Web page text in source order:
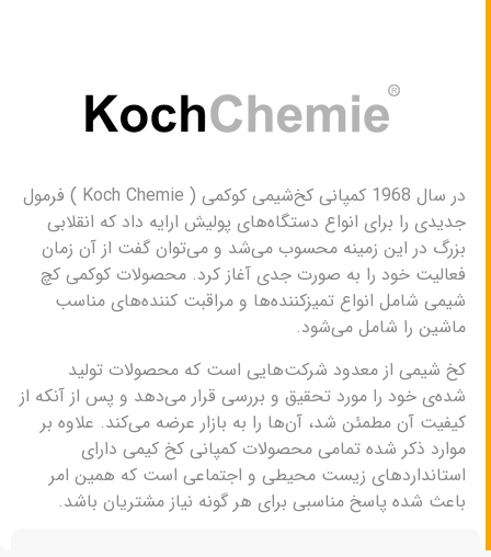
در سال 1968 کمپانی کخ‌شیمی کوکمی ( Koch Chemie ) فرمول
جدیدی را برای انواع دستگاه‌های پولیش ارایه داد که انقلابی
بزرگ در این زمینه محسوب می‌شد و می‌توان گفت از آن زمان
فعالیت خود را به صورت جدی آغاز کرد. محصولات کوکمی کچ
شیمی شامل انواع تمیزکننده‌ها و مراقبت کننده‌های مناسب
ماشین را شامل می‌شود.
کخ شیمی از معدود شرکت‌هایی است که محصولات تولید
شده‌ی خود را مورد تحقیق و بررسی قرار می‌دهد و پس از آنکه از
کیفیت آن مطمئن شد، آن‌ها را به بازار عرضه می‌کند. علاوه بر
موارد ذکر شده تمامی محصولات کمپانی کخ کیمی دارای
استانداردهای زیست محیطی و اجتماعی است که همین امر
باعث شده پاسخ مناسبی برای هر گونه نیاز مشتریان باشد.